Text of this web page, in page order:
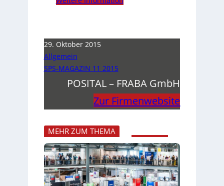
29. Oktober 2015
Allgemein
SPS-MAGAZIN 11 2015
POSITAL – FRABA GmbH
Zur Firmenwebsite
MEHR ZUM THEMA